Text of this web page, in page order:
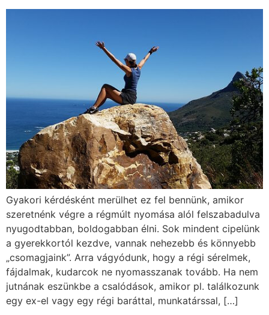
Gyakori kérdésként merülhet ez fel bennünk, amikor
szeretnénk végre a régmúlt nyomása alól felszabadulva
nyugodtabban, boldogabban élni. Sok mindent cipelünk
a gyerekkortól kezdve, vannak nehezebb és könnyebb
„csomagjaink”. Arra vágyódunk, hogy a régi sérelmek,
fájdalmak, kudarcok ne nyomasszanak tovább. Ha nem
jutnának eszünkbe a csalódások, amikor pl. találkozunk
egy ex-el vagy egy régi baráttal, munkatárssal, […]